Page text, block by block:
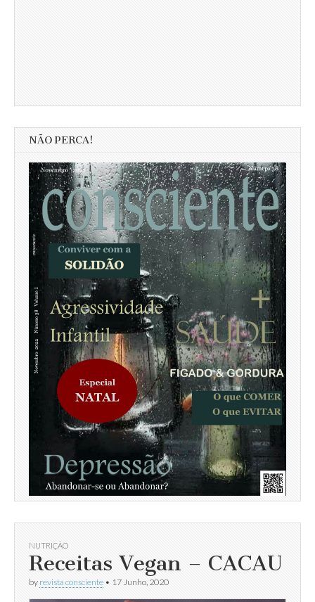
NÃO PERCA!
NUTRIÇÃO
Receitas Vegan – CACAU
by revista consciente • 17 Junho, 2020